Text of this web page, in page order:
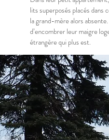
lits superposés placés dans
la grand-mère alors
d’encombrer leur maigre
étrangère qui plus est.